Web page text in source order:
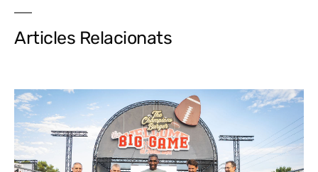
Articles Relacionats